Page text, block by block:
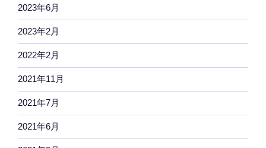
2023年6月
2023年2月
2022年2月
2021年11月
2021年7月
2021年6月